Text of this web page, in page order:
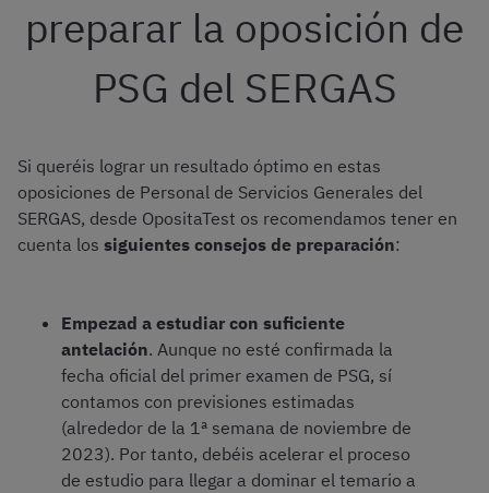
preparar la oposición de
PSG del SERGAS
Si queréis lograr un resultado óptimo en estas
oposiciones de Personal de Servicios Generales del
SERGAS, desde OpositaTest os recomendamos tener en
cuenta los siguientes consejos de preparación:
Empezad a estudiar con suficiente
antelación. Aunque no esté confirmada la
fecha oficial del primer examen de PSG, sí
contamos con previsiones estimadas
(alrededor de la 1ª semana de noviembre de
2023). Por tanto, debéis acelerar el proceso
de estudio para llegar a dominar el temario a